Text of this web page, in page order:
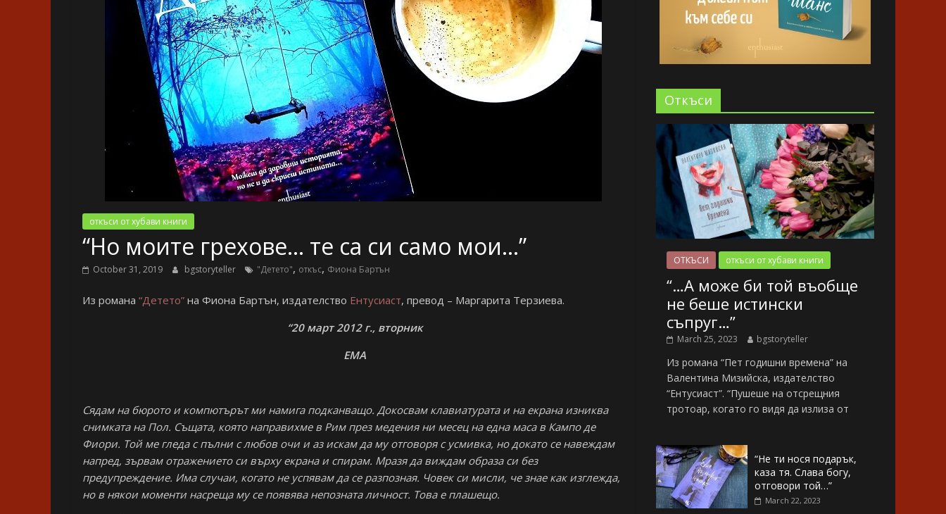
откъси от хубави книги
“Но моите грехове… те са си само мои…”
October 31, 2019 bgstoryteller "Детето", откъс, Фиона Бартън
Из романа “Детето” на Фиона Бартън, издателство Ентусиаст, превод – Маргарита Терзиева.
“20 март 2012 г., вторник
ЕМА
Сядам на бюрото и компютърът ми намига подканващо. Докосвам клавиатурата и на екрана изниква
снимката на Пол. Същата, която направихме в Рим през медения ни месец на една маса в Кампо де
Фиори. Той ме гледа с пълни с любов очи и аз искам да му отговоря с усмивка, но докато се навеждам
напред, зървам отражението си върху екрана и спирам. Мразя да виждам образа си без
предупреждение. Има случаи, когато не успявам да се разпозная. Човек си мисли, че знае как изглежда,
но в някои моменти насреща му се появява непозната личност. Това е плашещо.
Oткъси
ОТКЪСИ откъси от хубави книги
“…А може би той въобще
не беше истински
съпруг…”
March 25, 2023 bgstoryteller
Из романа “Пет годишни времена” на
Валентина Мизийска, издателство
“Ентусиаст”. “Пушеше на отсрещния
тротоар, когато го видя да излиза от
“Не ти нося подарък,
каза тя. Слава богу,
отговори той…”
March 22, 2023